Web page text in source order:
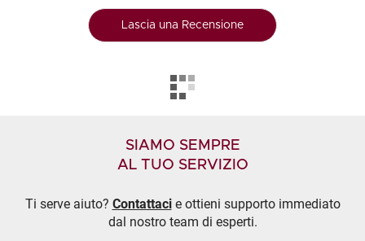
Lascia una Recensione
SIAMO SEMPRE
AL TUO SERVIZIO
Ti serve aiuto? Contattacie ottieni supporto immediato
dal nostro team di esperti.